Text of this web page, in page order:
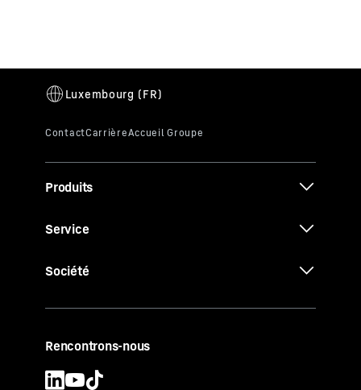
Produits
Service
Société
Rencontrons-nous